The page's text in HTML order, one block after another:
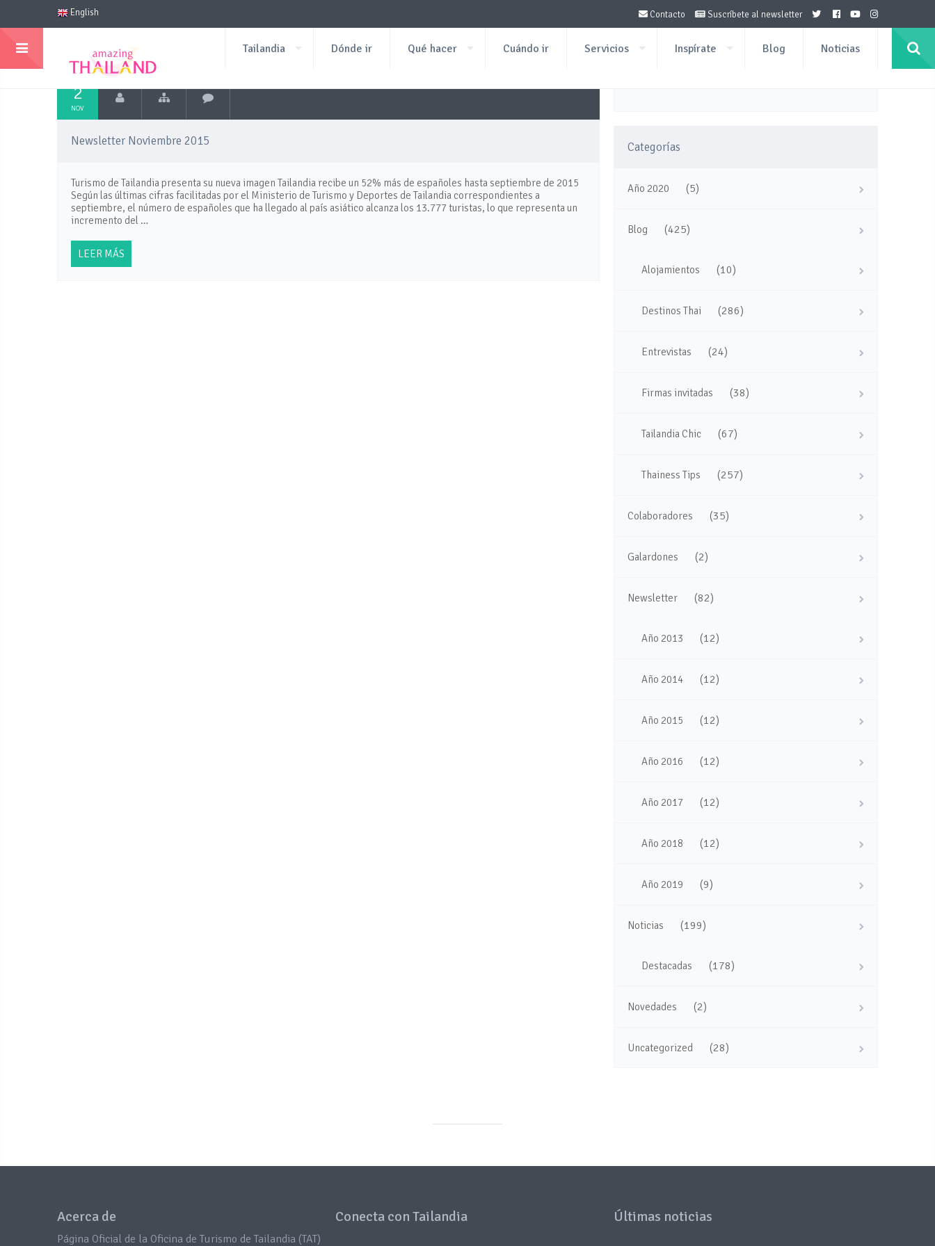
English Contacto Suscríbete al newsletter
Tailandia Dónde ir Qué hacer Cuándo ir Servicios Inspírate Blog Noticias
2
NOV
Newsletter Noviembre 2015
Turismo de Tailandia presenta su nueva imagen Tailandia recibe un 52% más de españoles hasta septiembre de 2015
Según las últimas cifras facilitadas por el Ministerio de Turismo y Deportes de Tailandia correspondientes a
septiembre, el número de españoles que ha llegado al país asiático alcanza los 13.777 turistas, lo que representa un
incremento del …
LEER MÁS
Categorías
Año 2020 (5)
Blog (425)
Alojamientos (10)
Destinos Thai (286)
Entrevistas (24)
Firmas invitadas (38)
Tailandia Chic (67)
Thainess Tips (257)
Colaboradores (35)
Galardones (2)
Newsletter (82)
Año 2013 (12)
Año 2014 (12)
Año 2015 (12)
Año 2016 (12)
Año 2017 (12)
Año 2018 (12)
Año 2019 (9)
Noticias (199)
Destacadas (178)
Novedades (2)
Uncategorized (28)
Acerca de
Página Oficial de la Oficina de Turismo de Tailandia (TAT)
Conecta con Tailandia Últimas noticias